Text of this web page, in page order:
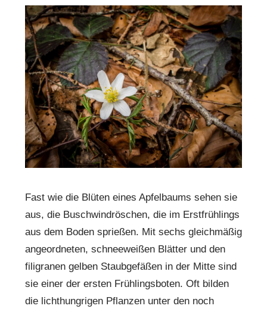
Fast wie die Blüten eines Apfelbaums sehen sie
aus, die Buschwindröschen, die im Erstfrühlings
aus dem Boden sprießen. Mit sechs gleichmäßig
angeordneten, schneeweißen Blätter und den
filigranen gelben Staubgefäßen in der Mitte sind
sie einer der ersten Frühlingsboten. Oft bilden
die lichthungrigen Pflanzen unter den noch